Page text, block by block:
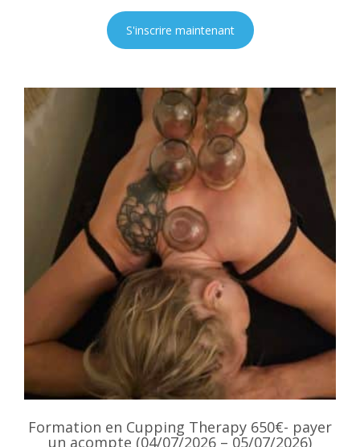
S'inscrire maintenant
Formation en Cupping Therapy 650€- payer
un acompte (04/07/2026 – 05/07/2026)